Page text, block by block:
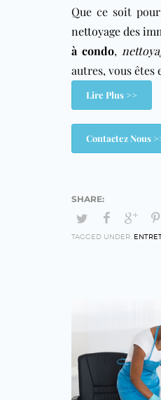
Que ce soit
nettoyage des
à condo,
autres, vous
Lire Plus >>
Contactez Nous
TAGGED UNDER: